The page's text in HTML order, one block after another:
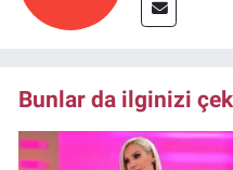
Bunlar da ilginizi